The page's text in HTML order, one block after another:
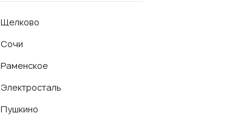
Щелково
Сочи
Раменское
Электросталь
Пушкино